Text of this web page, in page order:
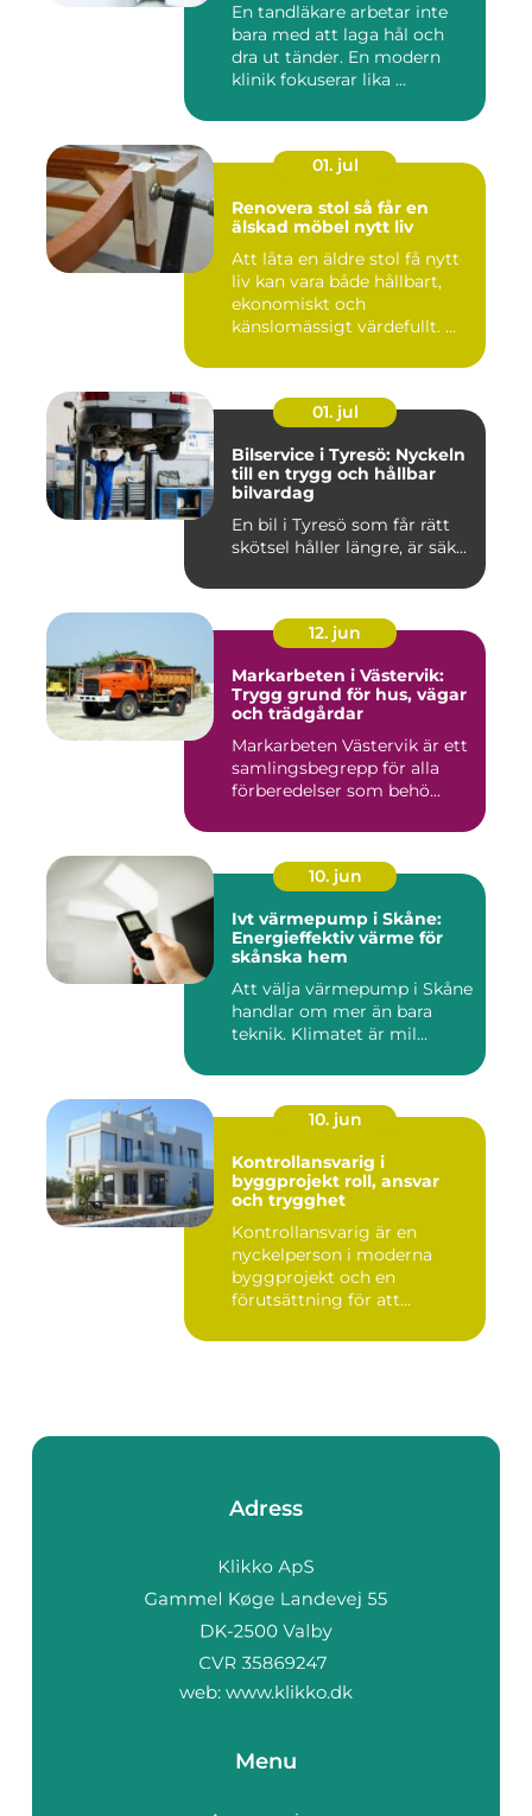
En tandläkare arbetar inte
bara med att laga hål och
dra ut tänder. En modern
klinik fokuserar lika ...
01. jul
Renovera stol så får en
älskad möbel nytt liv
Att låta en äldre stol få nytt
liv kan vara både hållbart,
ekonomiskt och
känslomässigt värdefullt. ...
01. jul
Bilservice i Tyresö: Nyckeln
till en trygg och hållbar
bilvardag
En bil i Tyresö som får rätt
skötsel håller längre, är säk...
12. jun
Markarbeten i Västervik:
Trygg grund för hus, vägar
och trädgårdar
Markarbeten Västervik är ett
samlingsbegrepp för alla
förberedelser som behö...
10. jun
Ivt värmepump i Skåne:
Energieffektiv värme för
skånska hem
Att välja värmepump i Skåne
handlar om mer än bara
teknik. Klimatet är mil...
10. jun
Kontrollansvarig i
byggprojekt roll, ansvar
och trygghet
Kontrollansvarig är en
nyckelperson i moderna
byggprojekt och en
förutsättning för att
Adress
web: www.klikko.dk
Menu